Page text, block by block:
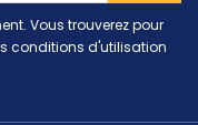
Vous trouverez pour
conditions d'utilisation